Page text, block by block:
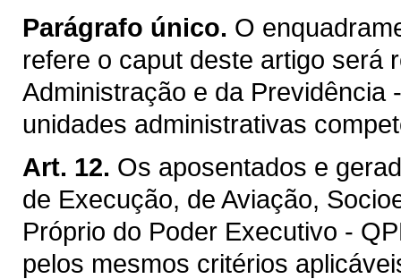
Parágrafo único. O
refere o caput deste artigo será
Administração e da Previdência
unidades administrativas
Art. 12. Os aposentados e
de Execução, de Aviação,
Próprio do Poder Executivo -
pelos mesmos critérios